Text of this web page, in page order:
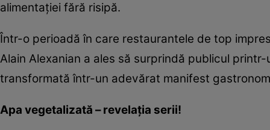
alimentației fără risipă.
Într-o perioadă în care restaurantele de top
Alain Alexanian a ales să surprindă publicul
transformată într-un adevărat manifest
Apa vegetalizată – revelația serii!